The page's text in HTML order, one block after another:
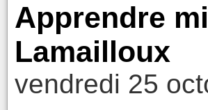
Apprendre
Lamailloux
vendredi 25